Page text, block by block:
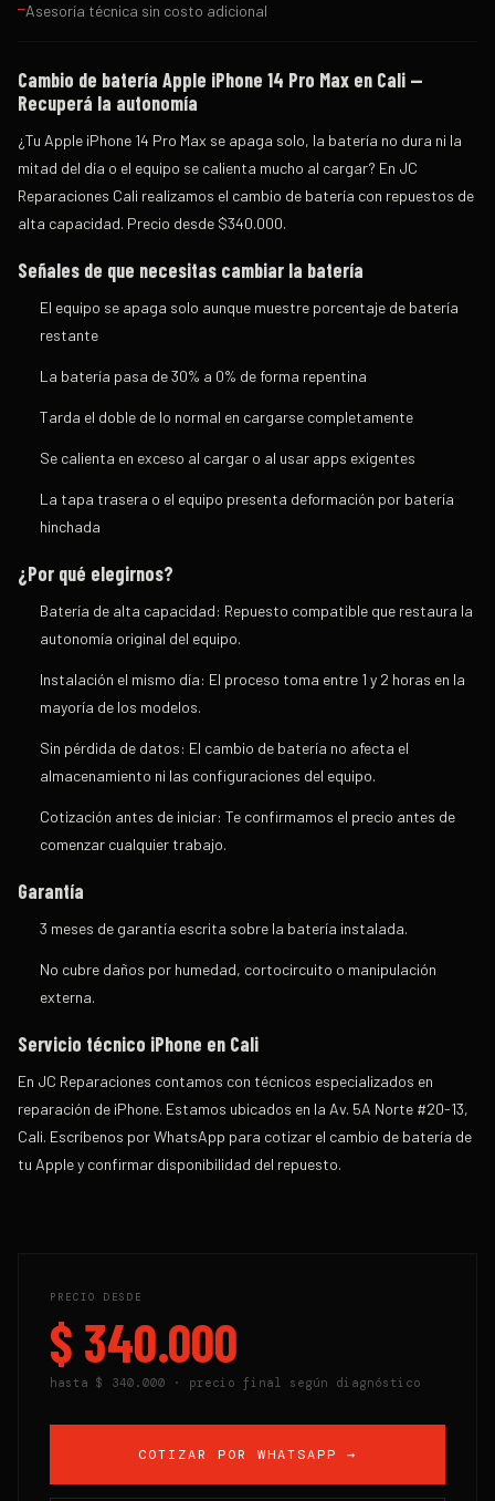
—Asesoría técnica sin costo adicional
Cambio de batería Apple iPhone 14 Pro Max en Cali —
Recuperá la autonomía
¿Tu Apple iPhone 14 Pro Max se apaga solo, la batería no dura ni la
mitad del día o el equipo se calienta mucho al cargar? En JC
Reparaciones Cali realizamos el cambio de batería con repuestos de
alta capacidad. Precio desde $340.000.
Señales de que necesitas cambiar la batería
El equipo se apaga solo aunque muestre porcentaje de batería
restante
La batería pasa de 30% a 0% de forma repentina
Tarda el doble de lo normal en cargarse completamente
Se calienta en exceso al cargar o al usar apps exigentes
La tapa trasera o el equipo presenta deformación por batería
hinchada
¿Por qué elegirnos?
Batería de alta capacidad: Repuesto compatible que restaura la
autonomía original del equipo.
Instalación el mismo día: El proceso toma entre 1 y 2 horas en la
mayoría de los modelos.
Sin pérdida de datos: El cambio de batería no afecta el
almacenamiento ni las configuraciones del equipo.
Cotización antes de iniciar: Te confirmamos el precio antes de
comenzar cualquier trabajo.
Garantía
3 meses de garantía escrita sobre la batería instalada.
No cubre daños por humedad, cortocircuito o manipulación
externa.
Servicio técnico iPhone en Cali
En JC Reparaciones contamos con técnicos especializados en
reparación de iPhone. Estamos ubicados en la Av. 5A Norte #20-13,
Cali. Escríbenos por WhatsApp para cotizar el cambio de batería de
tu Apple y confirmar disponibilidad del repuesto.
PRECIO DESDE
$ 340.000
hasta $ 340.000 · precio final según diagnóstico
COTIZAR POR WHATSAPP →